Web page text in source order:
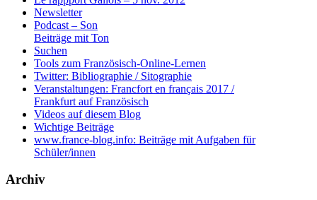
Newsletter
Podcast – Son
Beiträge mit Ton
Suchen
Tools zum Französisch-Online-Lernen
Twitter: Bibliographie / Sitographie
Veranstaltungen: Francfort en français 2017 /
Frankfurt auf Französisch
Videos auf diesem Blog
Wichtige Beiträge
www.france-blog.info: Beiträge mit Aufgaben für
Schüler/innen
Archiv